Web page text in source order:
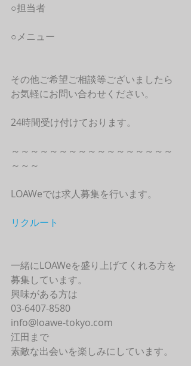
○担当者
○メニュー
その他ご希望ご相談等ございましたら
お気軽にお問い合わせください。
24時間受け付けております。
～～～～～～～～～～～～～～～～～
～～～
LOAWeでは求人募集を行います。
リクルート
一緒にLOAWeを盛り上げてくれる方を
募集しています。
興味がある方は
03-6407-8580
info@loawe-tokyo.com
江田まで
素敵な出会いを楽しみにしています。